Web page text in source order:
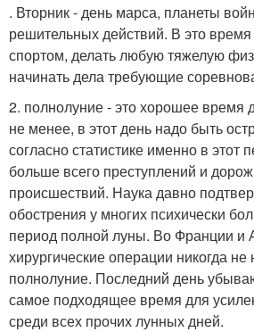
. Вторник - день марса, планеты
решительных действий. В это
спортом, делать любую тяжелую
начинать дела требующие
2. полнолуние - это хорошее время
не менее, в этот день надо быть
согласно статистике именно в этот
больше всего преступлений и
происшествий. Наука давно
обострения у многих психически
период полной луны. Во Франции и
хирургические операции никогда
полнолуние. Последний день
самое подходящее время для
среди всех прочих лунных дней.